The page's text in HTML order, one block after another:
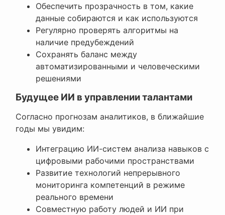
Обеспечить прозрачность в том, какие
данные собираются и как используются
Регулярно проверять алгоритмы на
наличие предубеждений
Сохранять баланс между
автоматизированными и человеческими
решениями
Будущее ИИ в управлении талантами
Согласно прогнозам аналитиков, в ближайшие
годы мы увидим:
Интеграцию ИИ-систем анализа навыков с
цифровыми рабочими пространствами
Развитие технологий непрерывного
мониторинга компетенций в режиме
реального времени
Совместную работу людей и ИИ при